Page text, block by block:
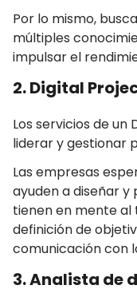
Por lo mismo,
múltiples
impulsar el
2. Digital
Los servicios de
liderar y gestionar
Las empresas
ayuden a diseñar
tienen en mente
definición de
comunicación con
3. Analista de